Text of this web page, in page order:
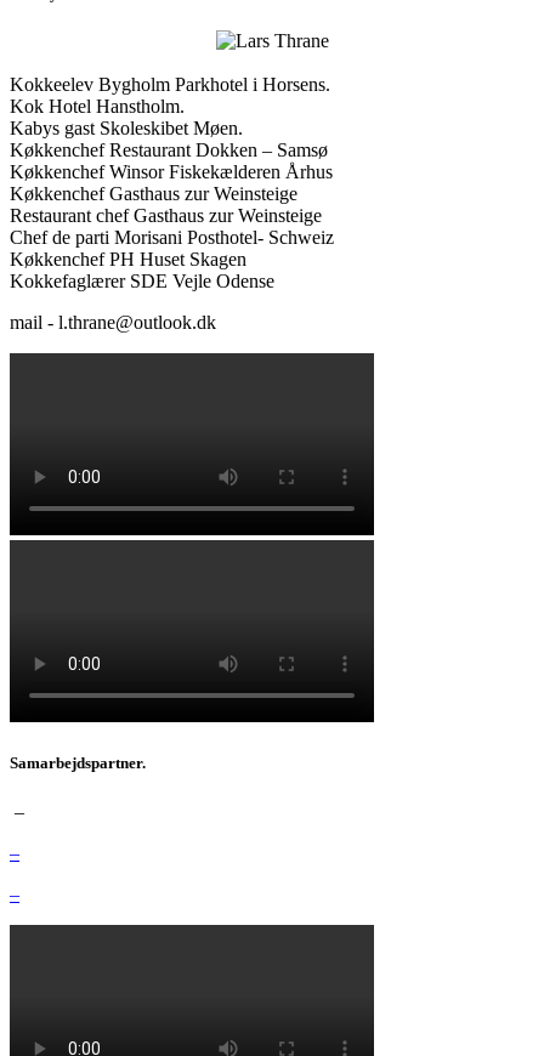
Kokkeelev Bygholm Parkhotel i Horsens.
Kok Hotel Hanstholm.
Kabys gast Skoleskibet Møen.
Køkkenchef Restaurant Dokken – Samsø
Køkkenchef Winsor Fiskekælderen Århus
Køkkenchef Gasthaus zur Weinsteige
Restaurant chef Gasthaus zur Weinsteige
Chef de parti Morisani Posthotel- Schweiz
Køkkenchef PH Huset Skagen
Kokkefaglærer SDE Vejle Odense
mail - l.thrane@outlook.dk
Samarbejdspartner.
–
–
–